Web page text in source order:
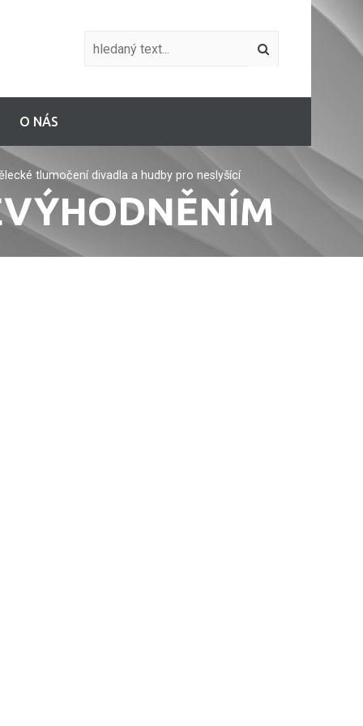
O NÁS
tlumočení divadla a hudby pro neslyšící